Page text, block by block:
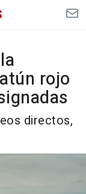
rojo
directos,